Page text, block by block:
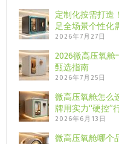
定制化按需打造
足全场景个性化
2026年7月27日
2026微高压氧舱
甄选指南
2026年7月25日
微高压氧舱怎么
牌用实力“硬控”
2026年6月13日
微高压氧舱哪个